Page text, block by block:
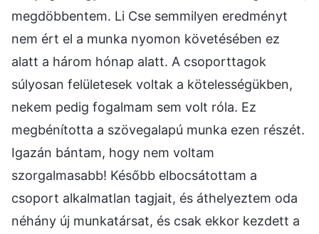
megdöbbentem. Li Cse semmilyen eredményt
nem ért el a munka nyomon követésében ez
alatt a három hónap alatt. A csoporttagok
súlyosan felületesek voltak a kötelességükben,
nekem pedig fogalmam sem volt róla. Ez
megbénította a szövegalapú munka ezen részét.
Igazán bántam, hogy nem voltam
szorgalmasabb! Később elbocsátottam a
csoport alkalmatlan tagjait, és áthelyeztem oda
néhány új munkatársat, és csak ekkor kezdett a